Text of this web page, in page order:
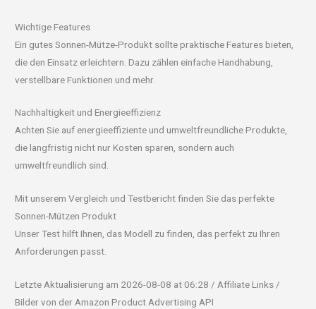
Wichtige Features
Ein gutes Sonnen-Mütze-Produkt sollte praktische Features bieten,
die den Einsatz erleichtern. Dazu zählen einfache Handhabung,
verstellbare Funktionen und mehr.
Nachhaltigkeit und Energieeffizienz
Achten Sie auf energieeffiziente und umweltfreundliche Produkte,
die langfristig nicht nur Kosten sparen, sondern auch
umweltfreundlich sind.
Mit unserem Vergleich und Testbericht finden Sie das perfekte
Sonnen-Mützen Produkt
Unser Test hilft Ihnen, das Modell zu finden, das perfekt zu Ihren
Anforderungen passt.
Letzte Aktualisierung am 2026-08-08 at 06:28 / Affiliate Links /
Bilder von der Amazon Product Advertising API